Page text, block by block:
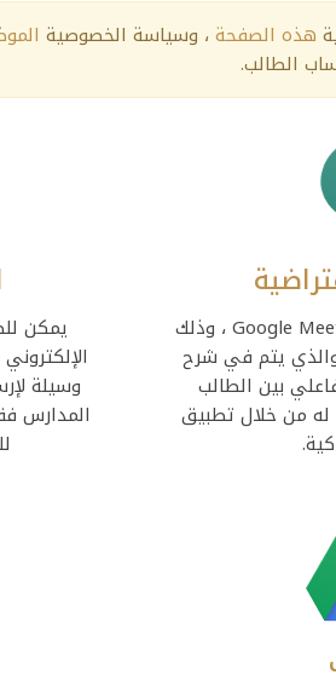
هذه الصفحة، وسياسة الخصوصية
الطالب.
يمكن
وسيلة
المدارس
تعتمد المدارس على نظام Google Meet ، وذلك
يتم في شرح
بين الطالب
له من خلال تطبيق